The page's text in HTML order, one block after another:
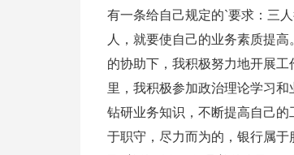
有一条给自己规定的`要求：三
人，就要使自己的业务素质提
的协助下，我积极努力地开展
里，我积极参加政治理论学习
钻研业务知识，不断提高自己
于职守，尽力而为的，银行属